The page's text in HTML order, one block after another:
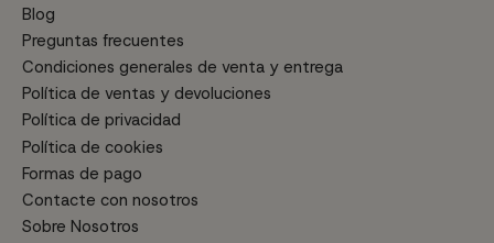
Blog
Preguntas frecuentes
Condiciones generales de venta y entrega
Política de ventas y devoluciones
Política de privacidad
Política de cookies
Formas de pago
Contacte con nosotros
Sobre Nosotros